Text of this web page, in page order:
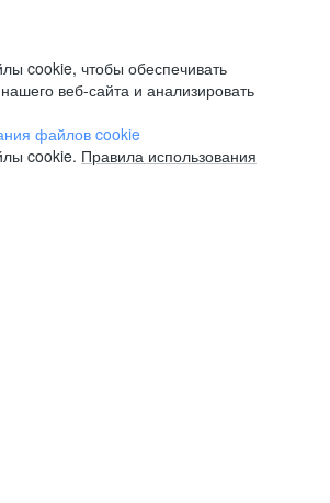
cookie, чтобы обеспечивать
веб-сайта и анализировать
файлов cookie
cookie. Правила использования